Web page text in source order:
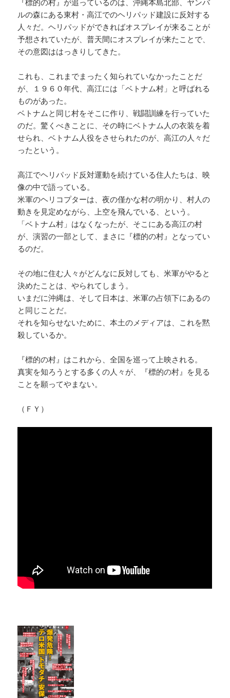
『標的の村』が追っているのは、沖縄本島北部、ヤンバ
ルの森にある東村・高江でのヘリパッド建設に反対する
人々だ。ヘリパッドができればオスプレイが来ることが
予想されていたが、普天間にオスプレイが来たことで、
その意図ははっきりしてきた。
これも、これまでまったく知られていなかったことだ
が、１９６０年代、高江には「ベトナム村」と呼ばれる
ものがあった。
ベトナムと同じ村をそこに作り、戦闘訓練を行っていた
のだ。驚くべきことに、その時にベトナム人の衣装を着
せられ、ベトナム人役をさせられたのが、高江の人々だ
ったという。
高江でヘリパッド反対運動を続けている住人たちは、映
像の中で語っている。
米軍のヘリコプターは、夜の僅かな村の明かり、村人の
動きを見定めながら、上空を飛んでいる、という。
「ベトナム村」はなくなったが、そこにある高江の村
が、演習の一部として、まさに『標的の村』となってい
るのだ。
その地に住む人々がどんなに反対しても、米軍がやると
決めたことは、やられてしまう。
いまだに沖縄は、そして日本は、米軍の占領下にあるの
と同じことだ。
それを知らせないために、本土のメディアは、これを黙
殺しているか。
『標的の村』はこれから、全国を巡って上映される。
真実を知ろうとする多くの人々が、『標的の村』を見る
ことを願ってやまない。
（ＦＹ）